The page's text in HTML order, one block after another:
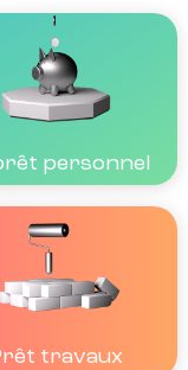
personnel
travaux